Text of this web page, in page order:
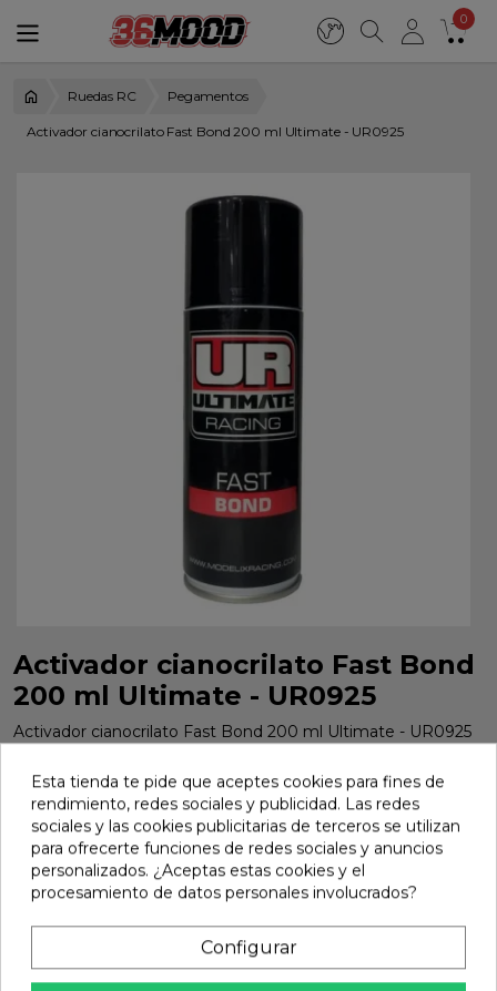
0
Ruedas RC Pegamentos
Activador cianocrilato Fast Bond 200 ml Ultimate - UR0925
Activador cianocrilato Fast Bond
200 ml Ultimate - UR0925
Activador cianocrilato Fast Bond 200 ml Ultimate - UR0925
6,18 €
Añadir
En stock
share Compartir
Esta tienda te pide que aceptes cookies para fines de
rendimiento, redes sociales y publicidad. Las redes
sociales y las cookies publicitarias de terceros se utilizan
para ofrecerte funciones de redes sociales y anuncios
personalizados. ¿Aceptas estas cookies y el
procesamiento de datos personales involucrados?
Configurar